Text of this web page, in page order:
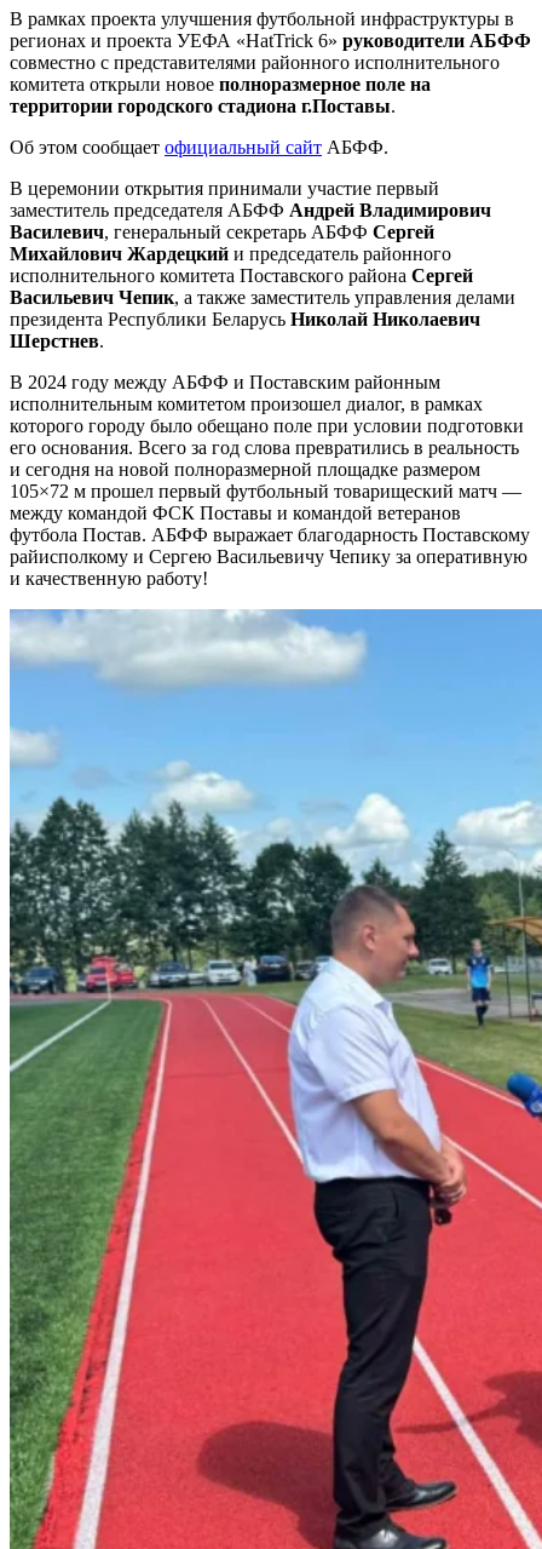
В рамках проекта улучшения футбольной инфраструктуры в
регионах и проекта УЕФА «HatTrick 6» руководители АБФФ
совместно с представителями районного исполнительного
комитета открыли новое полноразмерное поле на
территории городского стадиона г.Поставы.
Об этом сообщает официальный сайт АБФФ.
В церемонии открытия принимали участие первый
заместитель председателя АБФФ Андрей Владимирович
Василевич, генеральный секретарь АБФФ Сергей
Михайлович Жардецкий и председатель районного
исполнительного комитета Поставского района Сергей
Васильевич Чепик, а также заместитель управления делами
президента Республики Беларусь Николай Николаевич
Шерстнев.
В 2024 году между АБФФ и Поставским районным
исполнительным комитетом произошел диалог, в рамках
которого городу было обещано поле при условии подготовки
его основания. Всего за год слова превратились в реальность
и сегодня на новой полноразмерной площадке размером
105×72 м прошел первый футбольный товарищеский матч —
между командой ФСК Поставы и командой ветеранов
футбола Постав. АБФФ выражает благодарность Поставскому
райисполкому и Сергею Васильевичу Чепику за оперативную
и качественную работу!